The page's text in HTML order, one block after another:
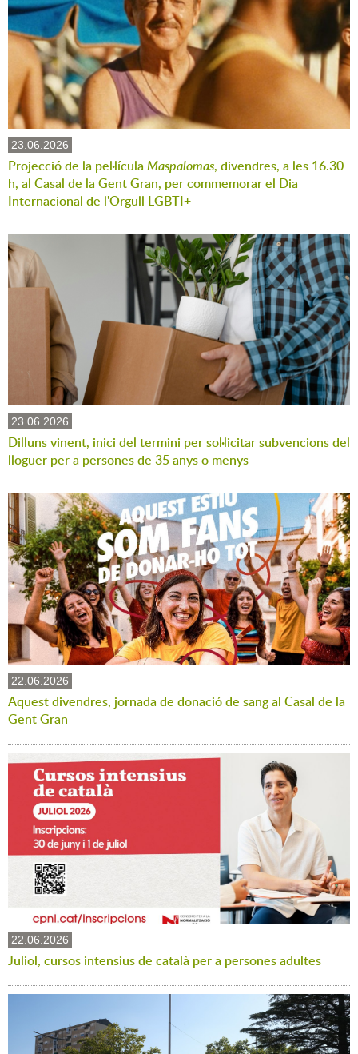
23.06.2026
Projecció de la pel·lícula Maspalomas, divendres, a les 16.30
h, al Casal de la Gent Gran, per commemorar el Dia
Internacional de l'Orgull LGBTI+
23.06.2026
Dilluns vinent, inici del termini per sol·licitar subvencions del
lloguer per a persones de 35 anys o menys
22.06.2026
Aquest divendres, jornada de donació de sang al Casal de la
Gent Gran
22.06.2026
Juliol, cursos intensius de català per a persones adultes